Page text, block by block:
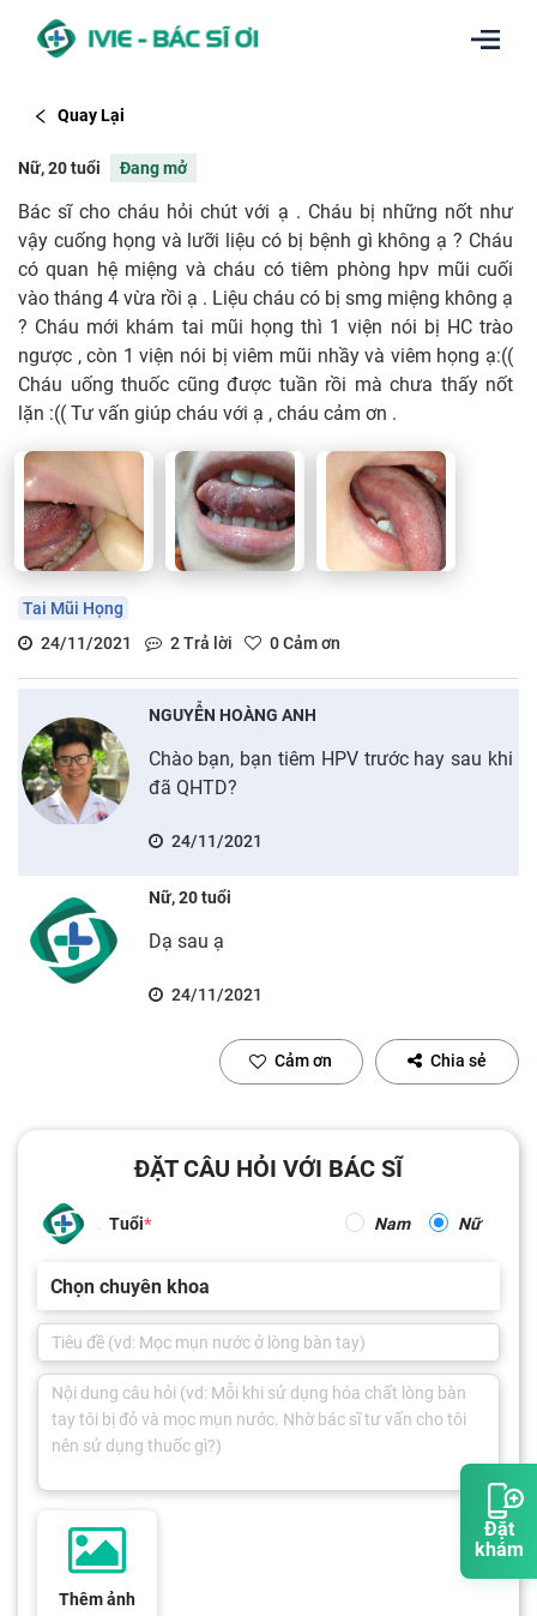
Đặt
khám
Quay Lại
Nữ, 20 tuổi Đang mở
Bác sĩ cho cháu hỏi chút với ạ . Cháu bị những nốt như
vậy cuống họng và lưỡi liệu có bị bệnh gì không ạ ? Cháu
có quan hệ miệng và cháu có tiêm phòng hpv mũi cuối
vào tháng 4 vừa rồi ạ . Liệu cháu có bị smg miệng không ạ
? Cháu mới khám tai mũi họng thì 1 viện nói bị HC trào
ngược , còn 1 viện nói bị viêm mũi nhầy và viêm họng ạ:((
Cháu uống thuốc cũng được tuần rồi mà chưa thấy nốt
lặn :(( Tư vấn giúp cháu với ạ , cháu cảm ơn .
Tai Mũi Họng
24/11/2021
2Trả lời 0Cảm ơn
NGUYỄN HOÀNG ANH
Chào bạn, bạn tiêm HPV trước hay sau khi
đã QHTD?
24/11/2021
Nữ, 20 tuổi
Dạ sau ạ
24/11/2021
Cảm ơn Chia sẻ
ĐẶT CÂU HỎI VỚI BÁC SĨ
Tuổi Nam Nữ
Chọn chuyên khoa
Thêm ảnh